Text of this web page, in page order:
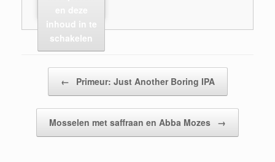
inhoud in te
schakelen
← Primeur: Just Another Boring IPA
Mosselen met saffraan en Abba Mozes →